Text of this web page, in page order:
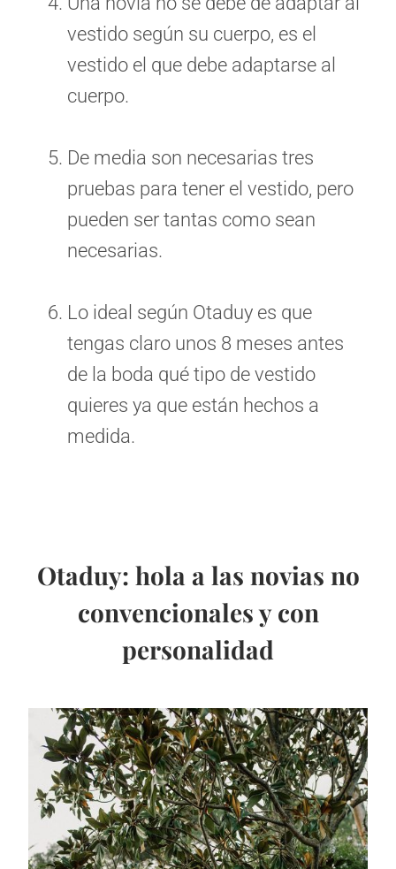
vestido según su cuerpo, es el
vestido el que debe adaptarse al
cuerpo.
De media son necesarias tres
pruebas para tener el vestido, pero
pueden ser tantas como sean
necesarias.
Lo ideal según Otaduy es que
tengas claro unos 8 meses antes
de la boda qué tipo de vestido
quieres ya que están hechos a
medida.
Otaduy: hola a las novias no
convencionales y con
personalidad